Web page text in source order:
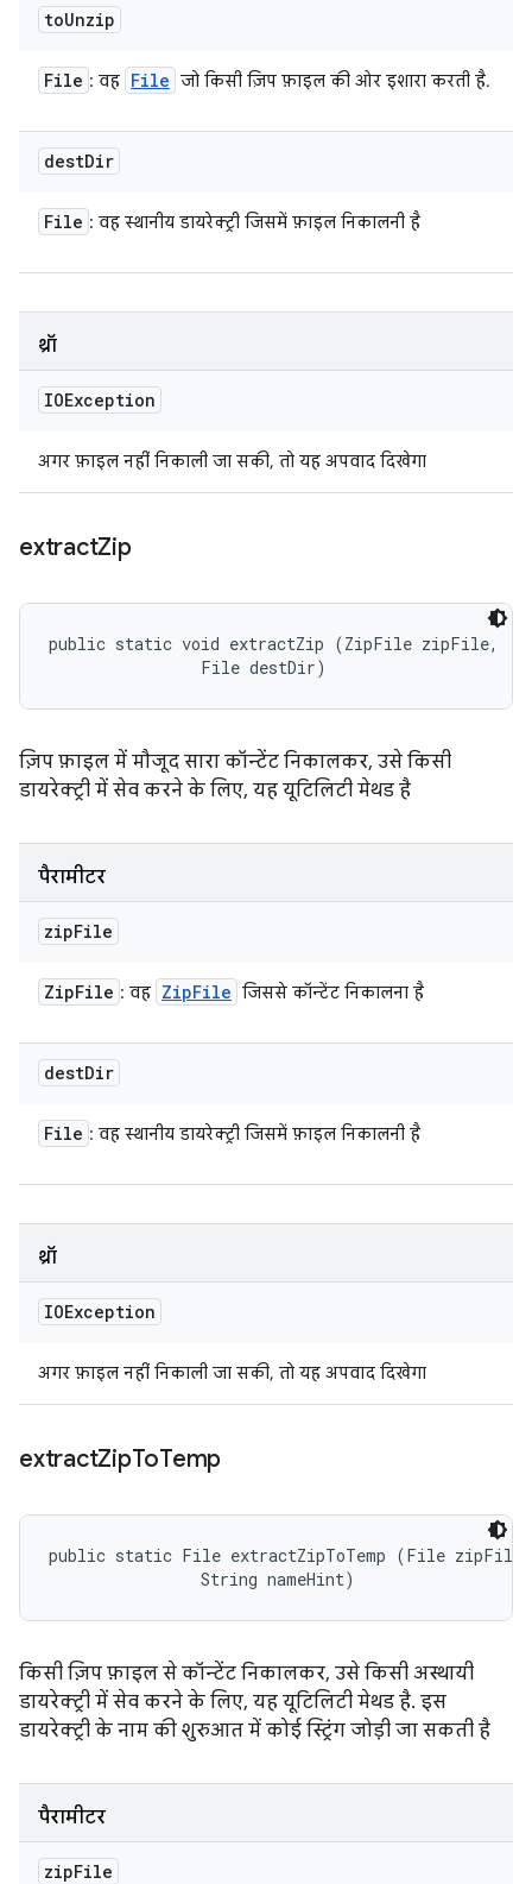
toUnzip
File : वह File जो किसी ज़िप फ़ाइल की ओर इशारा करती है.
destDir
File : वह स्थानीय डायरेक्ट्री जिसमें फ़ाइल निकालनी है
थ्रॉ
IOException
अगर फ़ाइल नहीं निकाली जा सकी, तो यह अपवाद दिखेगा
extractZip
public static void extractZip (ZipFile zipFile,
                File destDir)
ज़िप फ़ाइल में मौजूद सारा कॉन्टेंट निकालकर, उसे किसी
डायरेक्ट्री में सेव करने के लिए, यह यूटिलिटी मेथड है
पैरामीटर
zipFile
ZipFile : वह ZipFile जिससे कॉन्टेंट निकालना है
destDir
File : वह स्थानीय डायरेक्ट्री जिसमें फ़ाइल निकालनी है
थ्रॉ
IOException
अगर फ़ाइल नहीं निकाली जा सकी, तो यह अपवाद दिखेगा
extractZipToTemp
public static File extractZipToTemp (File
                String nameHint)
किसी ज़िप फ़ाइल से कॉन्टेंट निकालकर, उसे किसी अस्थायी
डायरेक्ट्री में सेव करने के लिए, यह यूटिलिटी मेथड है. इस
डायरेक्ट्री के नाम की शुरुआत में कोई स्ट्रिंग जोड़ी जा सकती है
पैरामीटर
zipFile